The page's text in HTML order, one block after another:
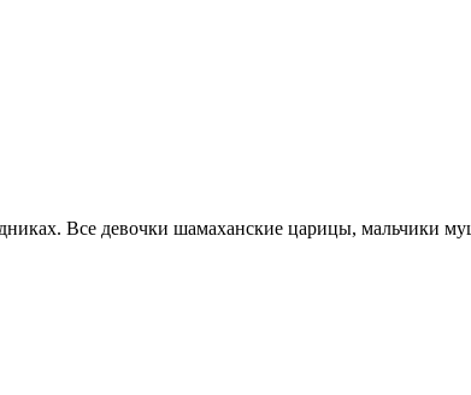
Все девочки шамаханские царицы, мальчики